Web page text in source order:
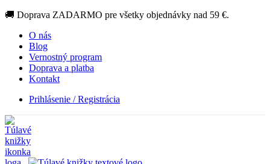
🚚 Doprava ZADARMO pre všetky objednávky nad 59 €.
O nás
Blog
Vernostný program
Doprava a platba
Kontakt
Prihlásenie / Registrácia